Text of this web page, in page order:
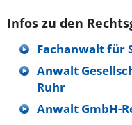
Infos zu den
Fachanwalt für
Anwalt
Ruhr
Anwalt GmbH-